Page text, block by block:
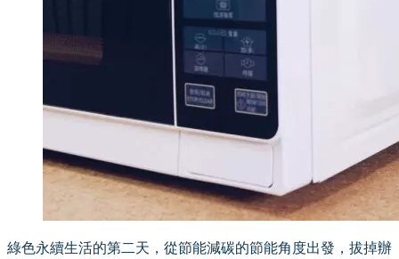
綠色永續生活的第二天，從節能減碳的節能角度出發，拔掉辦